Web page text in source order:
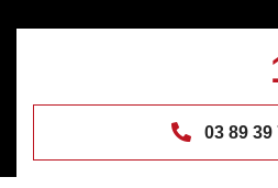
03 89 39